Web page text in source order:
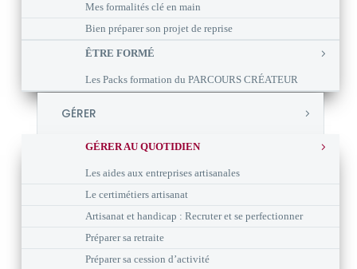
Mes formalités clé en main
Bien préparer son projet de reprise
ÊTRE FORMÉ
Les Packs formation du PARCOURS CRÉATEUR
GÉRER
GÉRER AU QUOTIDIEN
Les aides aux entreprises artisanales
Le certimétiers artisanat
Artisanat et handicap : Recruter et se perfectionner
Préparer sa retraite
Préparer sa cession d’activité